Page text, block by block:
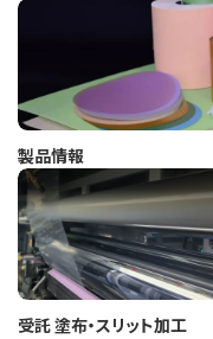
製品情報
受託 塗布・スリット加工